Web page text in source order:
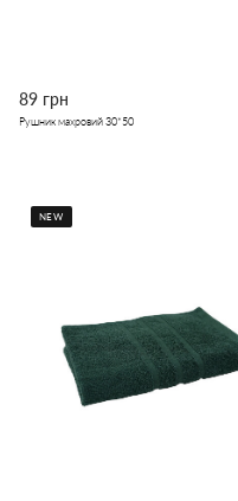
89 грн
Рушник махровий 30*50
NEW